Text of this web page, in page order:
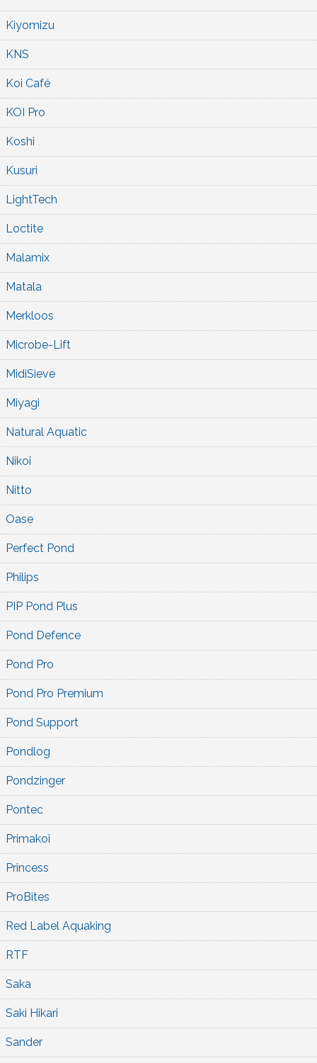
Kiyomizu
KNS
Koi Café
KOI Pro
Koshi
Kusuri
LightTech
Loctite
Malamix
Matala
Merkloos
Microbe-Lift
MidiSieve
Miyagi
Natural Aquatic
Nikoi
Nitto
Oase
Perfect Pond
Philips
PIP Pond Plus
Pond Defence
Pond Pro
Pond Pro Premium
Pond Support
Pondlog
Pondzinger
Pontec
Primakoi
Princess
ProBites
Red Label Aquaking
RTF
Saka
Saki Hikari
Sander